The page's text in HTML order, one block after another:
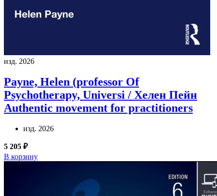
изд. 2026
Payne, Helen (professor Of
Psychotherapy, Universi / Хелен Пейн
Authentic movement for practitioners
изд. 2026
5 205 ₽
В корзину